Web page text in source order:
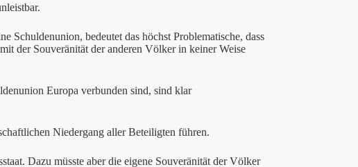
Schuldenunion, bedeutet das höchst Problematische, dass
der Souveränität der anderen Völker in keiner Weise
Europa verbunden sind, sind klar
Niedergang aller Beteiligten führen.
Dazu müsste aber die eigene Souveränität der Völker